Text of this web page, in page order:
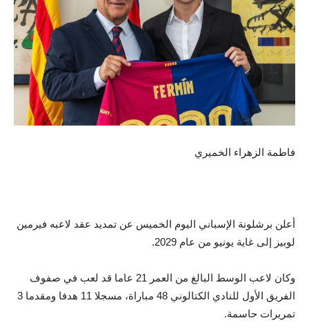
فاطمة الزهراء الخميري
أعلن برشلونة الإسباني اليوم الخميس عن تمديد عقد لاعبه فيرمين
لوبيز إلى غاية يونيو من عام 2029.
وكان لاعب الوسط البالغ من العمر 21 عاما قد لعب في صفوف
الفريق الأول للنادي الكتالوني 48 مباراة، مسجلا 11 هدفا ومقدما 3
تمريرات حاسمة.